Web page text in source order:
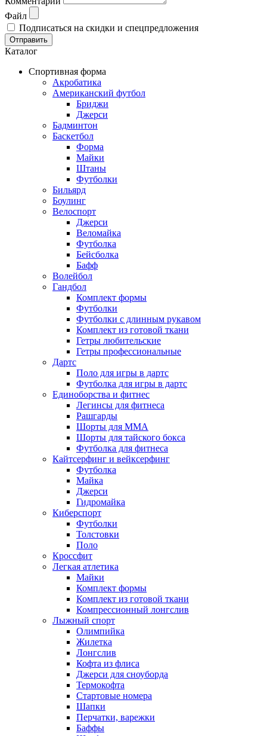
Файл
Подписаться на скидки и спецпредложения
Отправить
Каталог
Спортивная форма
Акробатика
Американский футбол
Бриджи
Джерси
Бадминтон
Баскетбол
Форма
Майки
Штаны
Футболки
Бильярд
Боулинг
Велоспорт
Джерси
Веломайка
Футболка
Бейсболка
Бафф
Волейбол
Гандбол
Комплект формы
Футболки
Футболки с длинным рукавом
Комплект из готовой ткани
Гетры любительские
Гетры профессиональные
Дартс
Поло для игры в дартс
Футболка для игры в дартс
Единоборства и фитнес
Легинсы для фитнеса
Рашгарды
Шорты для MMA
Шорты для тайского бокса
Футболка для фитнеса
Кайтсерфинг и вейксерфинг
Футболка
Майка
Джерси
Гидромайка
Киберспорт
Футболки
Толстовки
Поло
Кроссфит
Легкая атлетика
Майки
Комплект формы
Комплект из готовой ткани
Компрессионный лонгслив
Лыжный спорт
Олимпийка
Жилетка
Лонгслив
Кофта из флиса
Джерси для сноуборда
Термокофта
Стартовые номера
Шапки
Перчатки, варежки
Баффы